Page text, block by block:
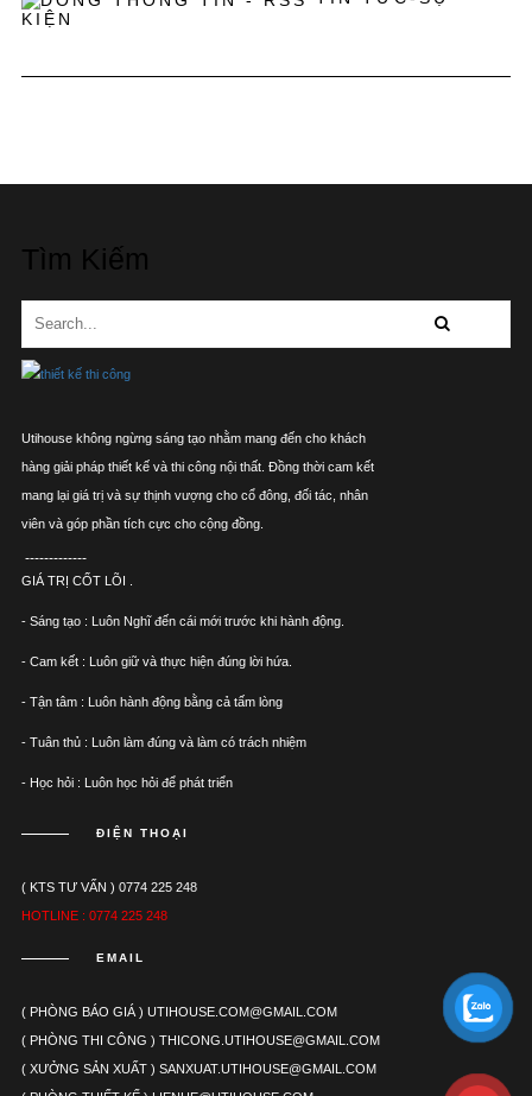
KIỆN
Tìm Kiếm
Utihouse không ngừng sáng tạo nhằm mang đến cho khách
hàng giải pháp thiết kế và thi công nội thất. Đồng thời cam kết
mang lại giá trị và sự thịnh vượng cho cổ đông, đối tác, nhân
viên và góp phần tích cực cho cộng đồng.
-------------
GIÁ TRỊ CỐT LÕI .
- Sáng tạo : Luôn Nghĩ đến cái mới trước khi hành động.
- Cam kết : Luôn giữ và thực hiện đúng lời hứa.
- Tận tâm : Luôn hành động bằng cả tấm lòng
- Tuân thủ : Luôn làm đúng và làm có trách nhiệm
- Học hỏi : Luôn học hỏi để phát triển
ĐIỆN THOẠI
( KTS TƯ VẤN ) 0774 225 248
HOTLINE : 0774 225 248
EMAIL
( PHÒNG BÁO GIÁ ) UTIHOUSE.COM@GMAIL.COM
( PHÒNG THI CÔNG ) THICONG.UTIHOUSE@GMAIL.COM
( XƯỞNG SẢN XUẤT ) SANXUAT.UTIHOUSE@GMAIL.COM